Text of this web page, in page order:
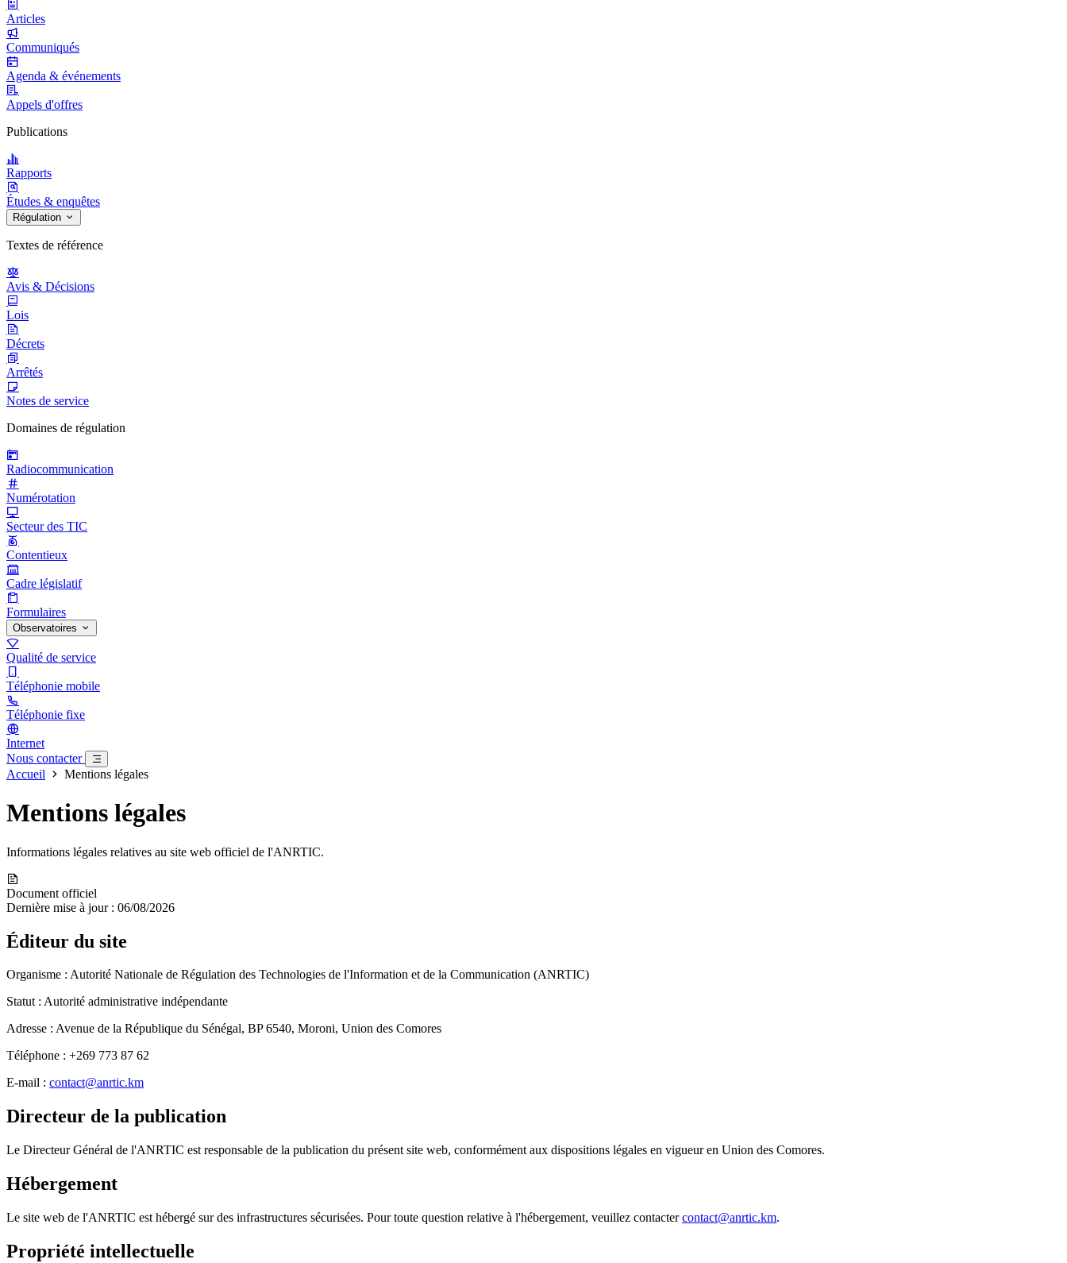
Articles
Communiqués
Agenda & événements
Appels d'offres
Publications
Rapports
Études & enquêtes
Régulation
Textes de référence
Avis & Décisions
Lois
Décrets
Arrêtés
Notes de service
Domaines de régulation
Radiocommunication
Numérotation
Secteur des TIC
Contentieux
Cadre législatif
Formulaires
Observatoires
Qualité de service
Téléphonie mobile
Téléphonie fixe
Internet
Nous contacter
Accueil
Mentions légales
Mentions légales
Informations légales relatives au site web officiel de l'ANRTIC.
Document officiel
Dernière mise à jour : 06/08/2026
Éditeur du site
Organisme : Autorité Nationale de Régulation des Technologies de l'Information et de la Communication (ANRTIC)
Statut : Autorité administrative indépendante
Adresse : Avenue de la République du Sénégal, BP 6540, Moroni, Union des Comores
Téléphone : +269 773 87 62
E-mail : contact@anrtic.km
Directeur de la publication
Le Directeur Général de l'ANRTIC est responsable de la publication du présent site web, conformément aux dispositions légales en vigueur en Union des Comores.
Hébergement
Le site web de l'ANRTIC est hébergé sur des infrastructures sécurisées. Pour toute question relative à l'hébergement, veuillez contactercontact@anrtic.km.
Propriété intellectuelle